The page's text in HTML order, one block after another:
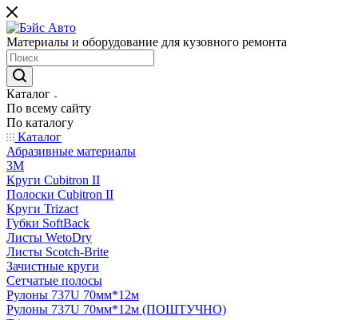
Материалы и оборудование для кузовного ремонта
Каталог
По всему сайту
По каталогу
Каталог
Абразивные материалы
3M
Круги Cubitron II
Полоски Cubitron II
Круги Trizact
Губки SoftBack
Листы WetoDry
Листы Scotch-Brite
Зачистные круги
Сетчатые полосы
Рулоны 737U 70мм*12м
Рулоны 737U 70мм*12м (ПОШТУЧНО)